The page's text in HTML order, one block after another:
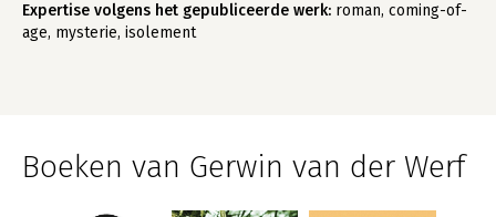
Expertise volgens het gepubliceerde werk: roman, coming-of-
age, mysterie, isolement
Boeken van Gerwin van der Werf